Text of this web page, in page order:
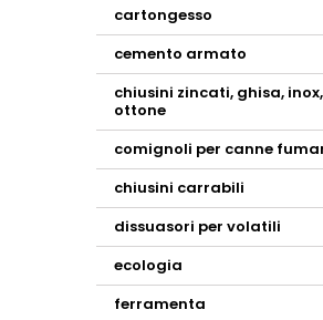
cartongesso
cemento armato
chiusini zincati, ghisa,
ottone
comignoli per canne
chiusini carrabili
dissuasori per volatili
ecologia
ferramenta